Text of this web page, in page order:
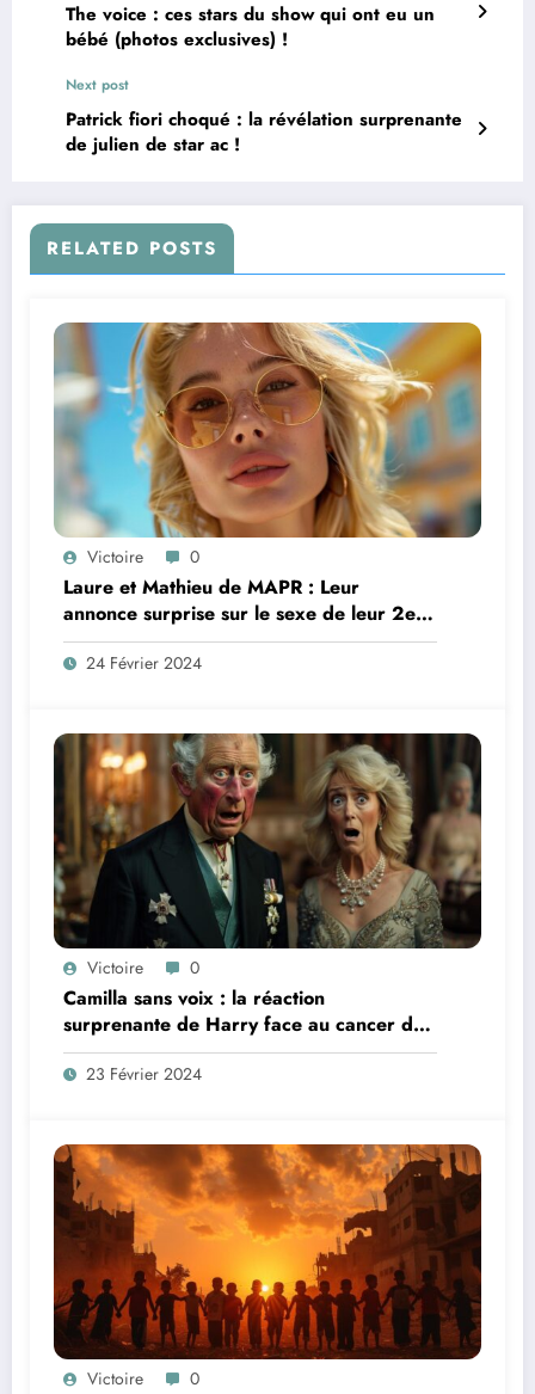
The voice : ces stars du show qui ont eu un
bébé (photos exclusives) !
Next post
Patrick fiori choqué : la révélation surprenante
de julien de star ac !
RELATED POSTS
Victoire 0
Laure et Mathieu de MAPR : Leur
annonce surprise sur le sexe de leur 2e
bébé !
24 Février 2024
Victoire 0
Camilla sans voix : la réaction
surprenante de Harry face au cancer de
Charles III
23 Février 2024
Victoire 0